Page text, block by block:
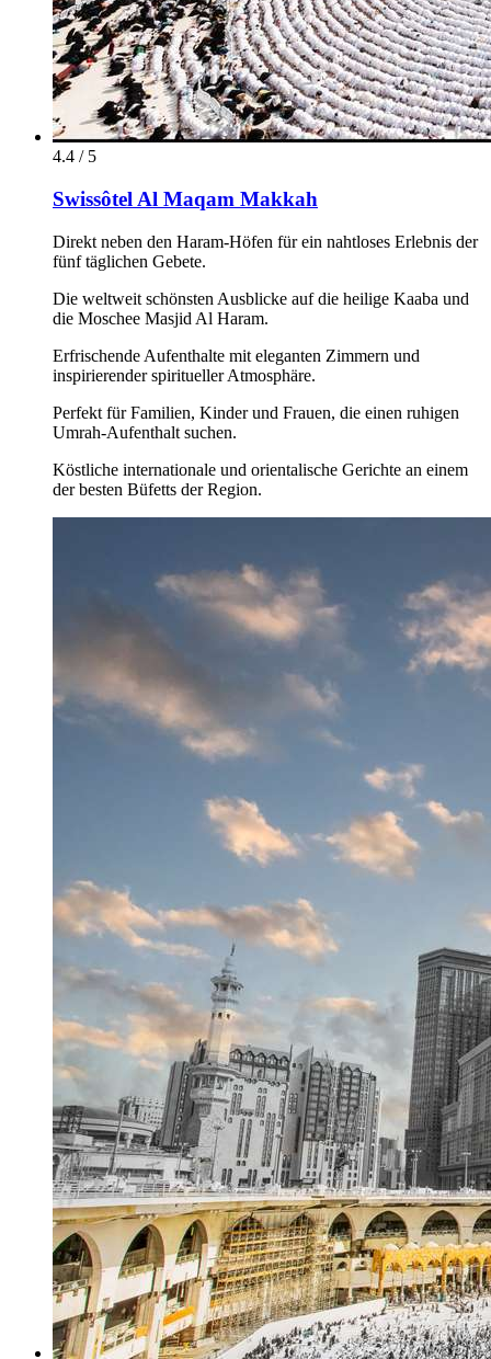
4.4 / 5
Swissôtel Al Maqam Makkah
Direkt neben den Haram-Höfen für ein nahtloses Erlebnis der
fünf täglichen Gebete.
Die weltweit schönsten Ausblicke auf die heilige Kaaba und
die Moschee Masjid Al Haram.
Erfrischende Aufenthalte mit eleganten Zimmern und
inspirierender spiritueller Atmosphäre.
Perfekt für Familien, Kinder und Frauen, die einen ruhigen
Umrah-Aufenthalt suchen.
Köstliche internationale und orientalische Gerichte an einem
der besten Büfetts der Region.